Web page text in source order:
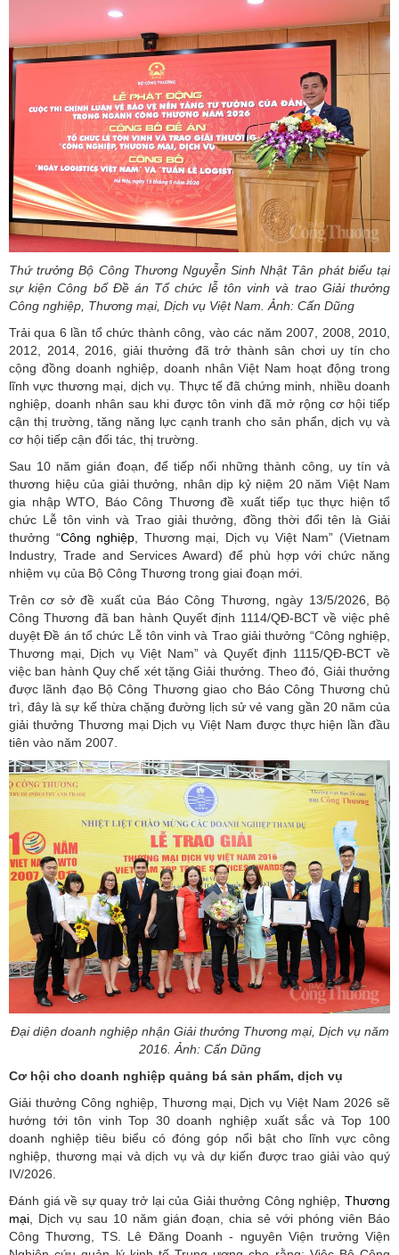
Thứ trưởng Bộ Công Thương Nguyễn Sinh Nhật Tân phát biểu tại
sự kiện Công bố Đề án Tổ chức lễ tôn vinh và trao Giải thưởng
Công nghiệp, Thương mại, Dịch vụ Việt Nam. Ảnh: Cấn Dũng
Trải qua 6 lần tổ chức thành công, vào các năm 2007, 2008, 2010,
2012, 2014, 2016, giải thưởng đã trở thành sân chơi uy tín cho
cộng đồng doanh nghiệp, doanh nhân Việt Nam hoạt động trong
lĩnh vực thương mại, dịch vụ. Thực tế đã chứng minh, nhiều doanh
nghiệp, doanh nhân sau khi được tôn vinh đã mở rộng cơ hội tiếp
cận thị trường, tăng năng lực cạnh tranh cho sản phẩn, dịch vụ và
cơ hội tiếp cận đối tác, thị trường.
Sau 10 năm gián đoạn, để tiếp nối những thành công, uy tín và
thương hiệu của giải thưởng, nhân dịp kỷ niệm 20 năm Việt Nam
gia nhập WTO, Báo Công Thương đề xuất tiếp tục thực hiện tổ
chức Lễ tôn vinh và Trao giải thưởng, đồng thời đổi tên là Giải
thưởng “Công nghiệp , Thương mại, Dịch vụ Việt Nam” (Vietnam
Industry, Trade and Services Award) để phù hợp với chức năng
nhiệm vụ của Bộ Công Thương trong giai đoạn mới.
Trên cơ sở đề xuất của Báo Công Thương, ngày 13/5/2026, Bộ
Công Thương đã ban hành Quyết định 1114/QĐ-BCT về việc phê
duyệt Đề án tổ chức Lễ tôn vinh và Trao giải thưởng “Công nghiệp,
Thương mại, Dịch vụ Việt Nam” và Quyết định 1115/QĐ-BCT về
việc ban hành Quy chế xét tặng Giải thưởng. Theo đó, Giải thưởng
được lãnh đạo Bộ Công Thương giao cho Báo Công Thương chủ
trì, đây là sự kế thừa chặng đường lịch sử vẻ vang gần 20 năm của
giải thưởng Thương mại Dịch vụ Việt Nam được thực hiện lần đầu
tiên vào năm 2007.
Đại diện doanh nghiệp nhận Giải thưởng Thương mại, Dịch vụ năm
2016. Ảnh: Cấn Dũng
Cơ hội cho doanh nghiệp quảng bá sản phẩm, dịch vụ
Giải thưởng Công nghiệp, Thương mại, Dịch vụ Việt Nam 2026 sẽ
hướng tới tôn vinh Top 30 doanh nghiệp xuất sắc và Top 100
doanh nghiệp tiêu biểu có đóng góp nổi bật cho lĩnh vực công
nghiệp, thương mại và dịch vụ và dự kiến được trao giải vào quý
IV/2026.
Đánh giá về sự quay trở lại của Giải thưởng Công nghiệp, Thương
mại , Dịch vụ sau 10 năm gián đoạn, chia sẻ với phóng viên Báo
Công Thương, TS. Lê Đăng Doanh - nguyên Viện trưởng Viện